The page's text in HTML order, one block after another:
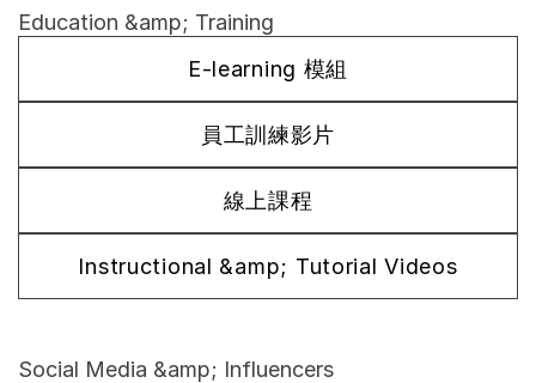
Education &amp; Training
E-learning 模組
員工訓練影片
線上課程
Instructional &amp; Tutorial Videos
Social Media &amp; Influencers